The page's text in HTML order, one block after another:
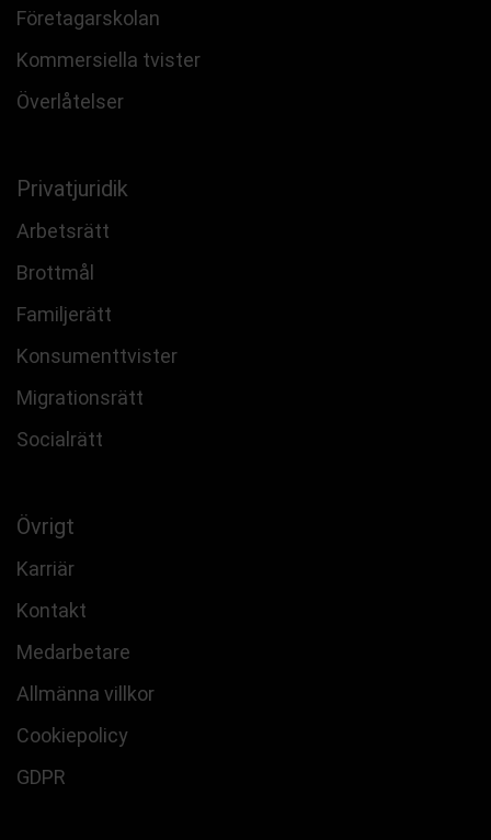
Företagarskolan
Kommersiella tvister
Överlåtelser
Privatjuridik
Arbetsrätt
Brottmål
Familjerätt
Konsumenttvister
Migrationsrätt
Socialrätt
Övrigt
Karriär
Kontakt
Medarbetare
Allmänna villkor
Cookiepolicy
GDPR